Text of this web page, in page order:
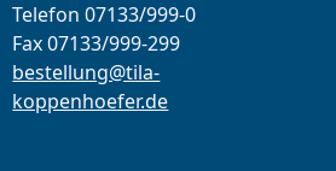
Telefon 07133/999-0
Fax 07133/999-299
bestellung@tila-
koppenhoefer.de